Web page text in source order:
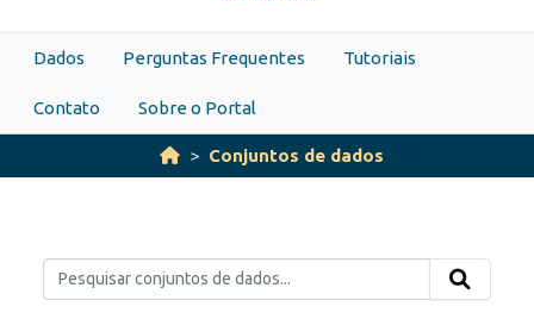
Dados Perguntas Frequentes Tutoriais
Contato Sobre o Portal
Conjuntos de dados